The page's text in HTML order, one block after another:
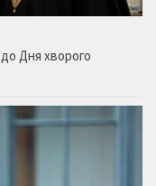
Дня хворого